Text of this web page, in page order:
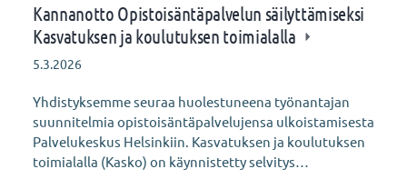
Kannanotto Opistoisäntäpalvelun säilyttämiseksi
Kasvatuksen ja koulutuksen toimialalla
5.3.2026
Yhdistyksemme seuraa huolestuneena työnantajan
suunnitelmia opistoisäntäpalvelujensa ulkoistamisesta
Palvelukeskus Helsinkiin. Kasvatuksen ja koulutuksen
toimialalla (Kasko) on käynnistetty selvitys…